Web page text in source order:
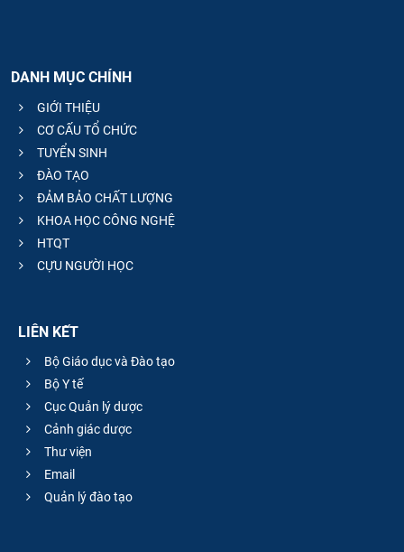
DANH MỤC CHÍNH
GIỚI THIỆU
CƠ CẤU TỔ CHỨC
TUYỂN SINH
ĐÀO TẠO
ĐẢM BẢO CHẤT LƯỢNG
KHOA HỌC CÔNG NGHỆ
HTQT
CỰU NGƯỜI HỌC
LIÊN KẾT
Bộ Giáo dục và Đào tạo
Bộ Y tế
Cục Quản lý dược
Cảnh giác dược
Thư viện
Email
Quản lý đào tạo